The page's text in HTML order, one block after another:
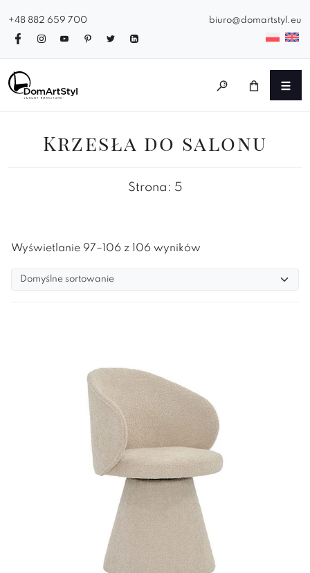
+48 882 659 700 biuro@domartstyl.eu
Krzesła do salonu
Strona: 5
Wyświetlanie 97–106 z 106 wyników